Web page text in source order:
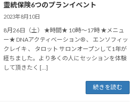
靈統保険6つのプランイベント
2023年8月10日
8月26日（土） ★時間★ 10時～17時 ★メニュ
ー★ DNAアクティベーション®️ 、 エンソフィッ
クレイキ 、 タロット サロンオープンして1年が
経ちました。より多くの人にセッションを体験
して頂きたく […]
続きを読む